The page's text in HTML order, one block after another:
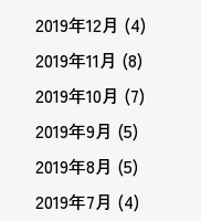
2019年12月 (4)
2019年11月 (8)
2019年10月 (7)
2019年9月 (5)
2019年8月 (5)
2019年7月 (4)